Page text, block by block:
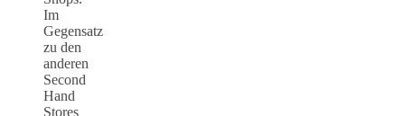
Im
Gegensatz
zu den
anderen
Second
Hand
Stores